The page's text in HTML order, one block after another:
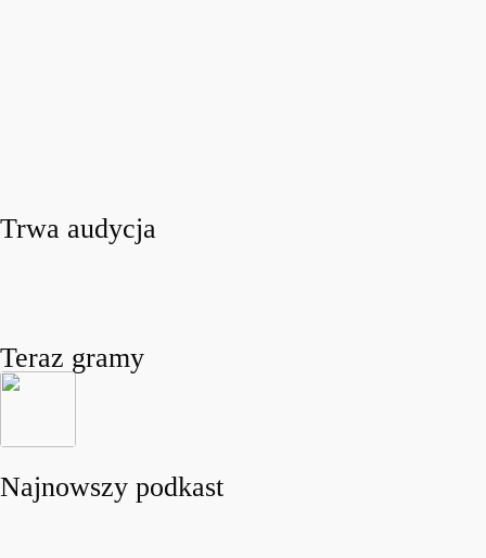
Trwa audycja
Teraz gramy
Najnowszy podkast